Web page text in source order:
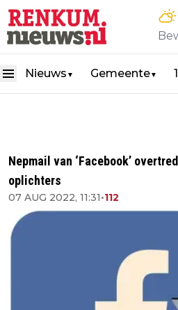
Nieuws ▼ Gemeente▼
Nepmail van ‘Facebook’
oplichters
07 AUG 2022, 11:31•112